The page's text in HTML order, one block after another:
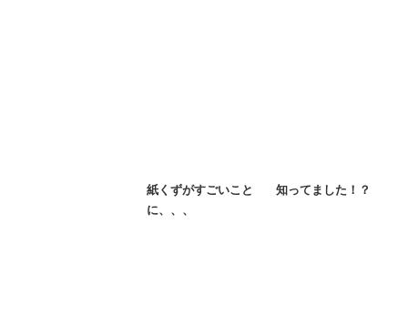
紙くずがすごいこと
に、、、
知ってました！？